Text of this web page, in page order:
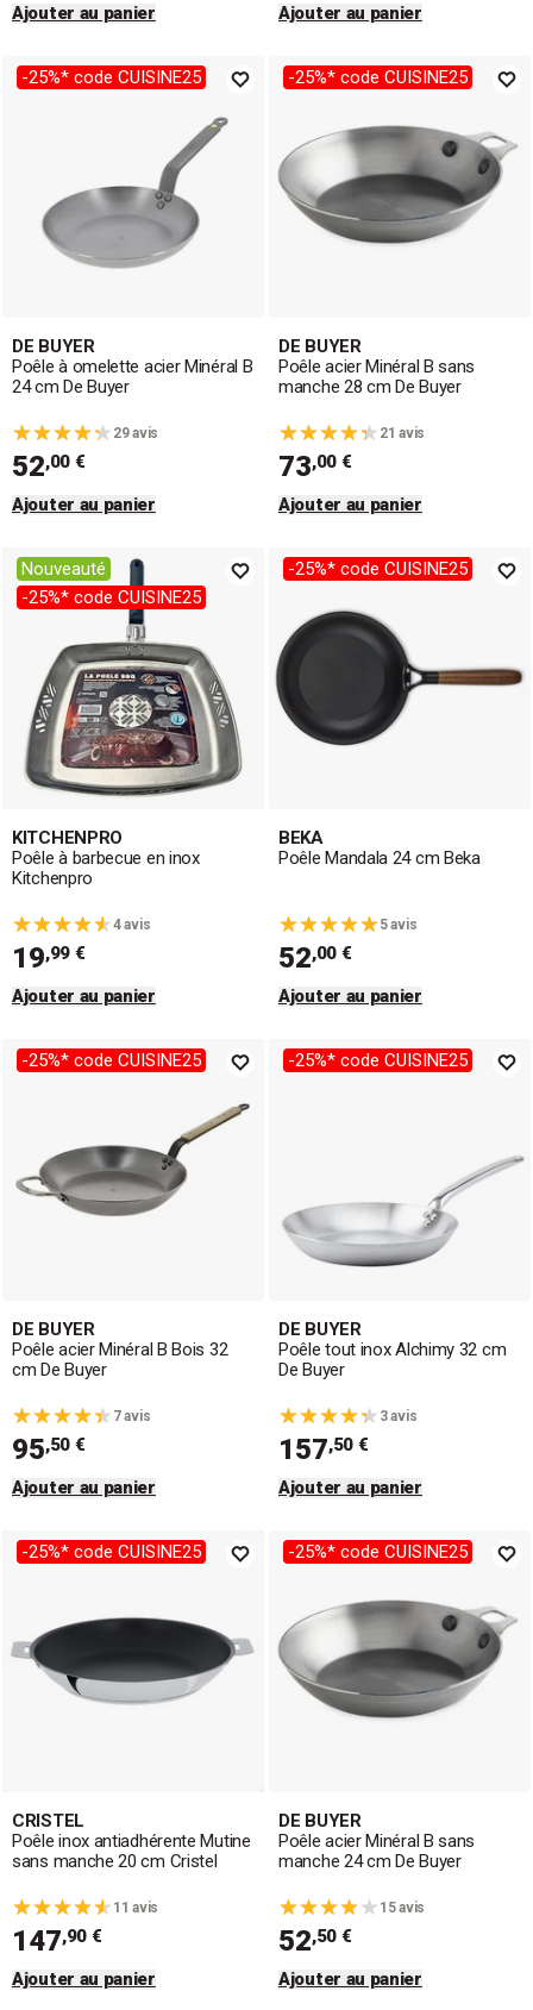
Ajouter au panier Ajouter au panier
-25%* code CUISINE25
DE BUYER
Poêle à omelette acier Minéral B
24 cm De Buyer
29 avis
52,00 €
Ajouter au panier
-25%* code CUISINE25
DE BUYER
Poêle acier Minéral B sans
manche 28 cm De Buyer
21 avis
73,00 €
Ajouter au panier
Nouveauté
-25%* code CUISINE25
KITCHENPRO
Poêle à barbecue en inox
Kitchenpro
4 avis
19,99 €
Ajouter au panier
-25%* code CUISINE25
BEKA
Poêle Mandala 24 cm Beka
5 avis
52,00 €
Ajouter au panier
-25%* code CUISINE25
DE BUYER
Poêle acier Minéral B Bois 32
cm De Buyer
7 avis
95,50 €
Ajouter au panier
-25%* code CUISINE25
DE BUYER
Poêle tout inox Alchimy 32 cm
De Buyer
3 avis
157,50 €
Ajouter au panier
-25%* code CUISINE25
CRISTEL
Poêle inox antiadhérente Mutine
sans manche 20 cm Cristel
11 avis
147,90 €
Ajouter au panier
-25%* code CUISINE25
DE BUYER
Poêle acier Minéral B sans
manche 24 cm De Buyer
15 avis
52,50 €
Ajouter au panier